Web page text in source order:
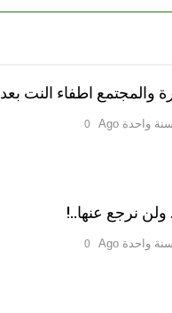
اطفاء النت بعد12مساءً ….
سنة واحدة Ago 0
ولن نرجع عنها..!
سنة واحدة Ago 0